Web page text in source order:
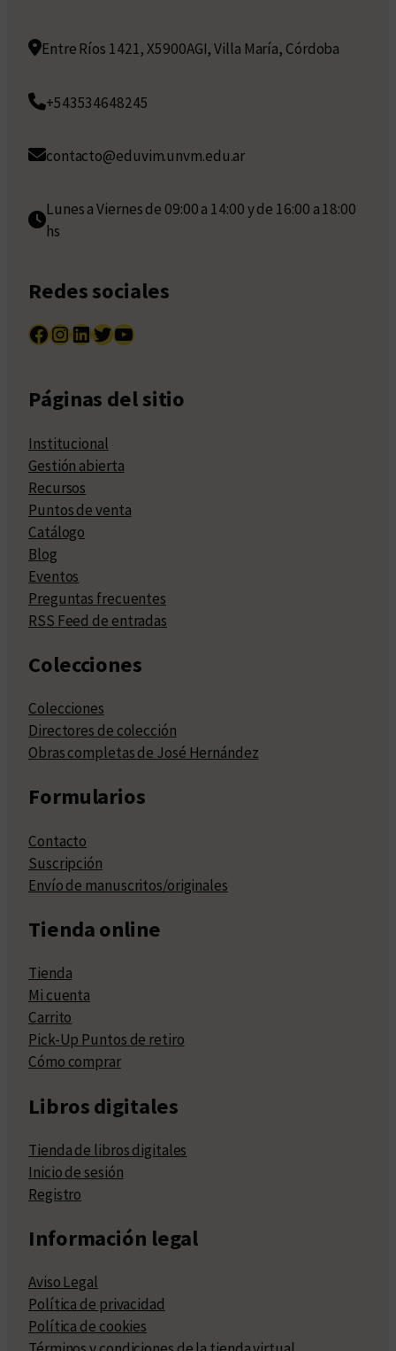
Entre Ríos 1421, X5900AGI, Villa María, Córdoba
+543534648245
contacto@eduvim.unvm.edu.ar
Lunes a Viernes de 09:00 a 14:00 y de 16:00 a 18:00
hs
Redes sociales
Facebook InstagramLinkedIn Twitter YouTube
Páginas del sitio
Institucional
Gestión abierta
Recursos
Puntos de venta
Catálogo
Blog
Eventos
Preguntas frecuentes
RSS Feed de entradas
Colecciones
Colecciones
Directores de colección
Obras completas de José Hernández
Formularios
Contacto
Suscripción
Envío de manuscritos/originales
Tienda online
Tienda
Mi cuenta
Carrito
Pick-Up Puntos de retiro
Cómo comprar
Libros digitales
Tienda de libros digitales
Inicio de sesión
Registro
Información legal
Aviso Legal
Política de privacidad
Política de cookies